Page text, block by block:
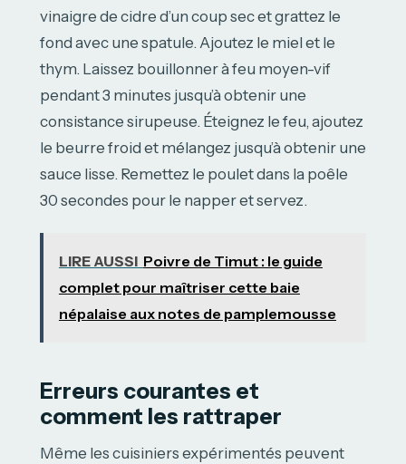
vinaigre de cidre d’un coup sec et grattez le
fond avec une spatule. Ajoutez le miel et le
thym. Laissez bouillonner à feu moyen-vif
pendant 3 minutes jusqu’à obtenir une
consistance sirupeuse. Éteignez le feu, ajoutez
le beurre froid et mélangez jusqu’à obtenir une
sauce lisse. Remettez le poulet dans la poêle
30 secondes pour le napper et servez.
LIRE AUSSI Poivre de Timut : le guide
complet pour maîtriser cette baie
népalaise aux notes de pamplemousse
Erreurs courantes et
comment les rattraper
Même les cuisiniers expérimentés peuvent